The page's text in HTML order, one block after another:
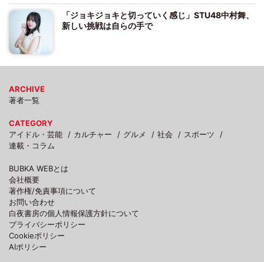
「ジョキジョキと切っていく感じ」STU48中村舞、
新しい挑戦は自らの手で
ARCHIVE
著者一覧
CATEGORY
アイドル・芸能
カルチャー グルメ 社会
スポーツ
連載・コラム
BUBKA WEBとは
会社概要
著作権/免責事項について
お問い合わせ
白夜書房の個人情報保護方針について
プライバシーポリシー
Cookieポリシー
AIポリシー